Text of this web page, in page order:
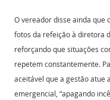
O vereador disse ainda que
fotos da refeição à diretora
reforçando que situações
repetem constantemente.
aceitável que a gestão atue
emergencial, “apagando